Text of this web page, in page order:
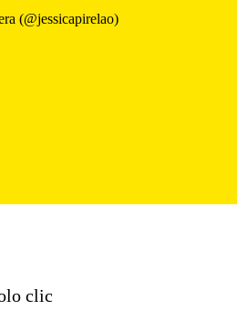
(@jessicapirelao)
clic